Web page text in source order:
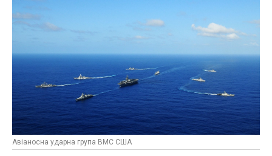
Авіаносна ударна група ВМС США